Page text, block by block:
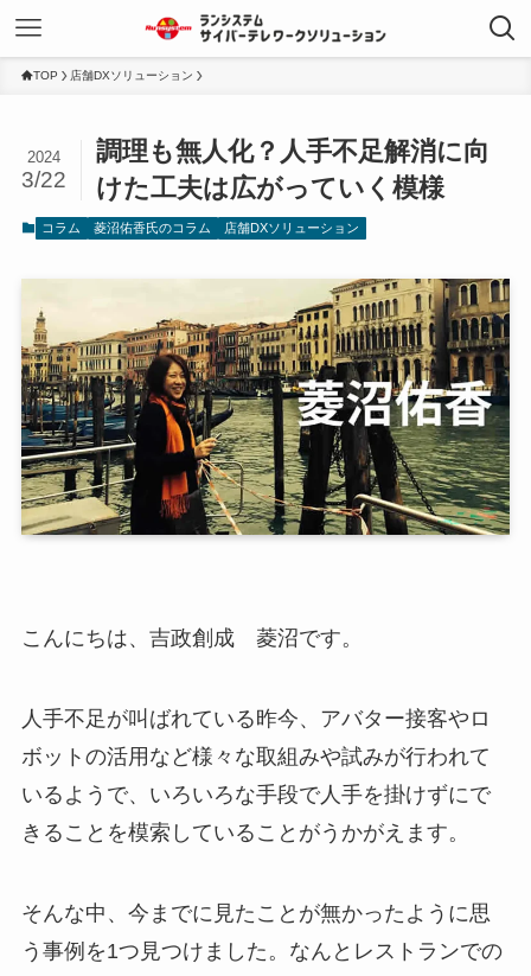
TOP 店舗DXソリューション
調理も無人化？人手不足解消に向
けた工夫は広がっていく模様
2024
3/22
コラム 菱沼佑香氏のコラム 店舗DXソリューション
こんにちは、吉政創成 菱沼です。
人手不足が叫ばれている昨今、アバター接客やロ
ボットの活用など様々な取組みや試みが行われて
いるようで、いろいろな手段で人手を掛けずにで
きることを模索していることがうかがえます。
そんな中、今までに見たことが無かったように思
う事例を1つ見つけました。なんとレストランでの